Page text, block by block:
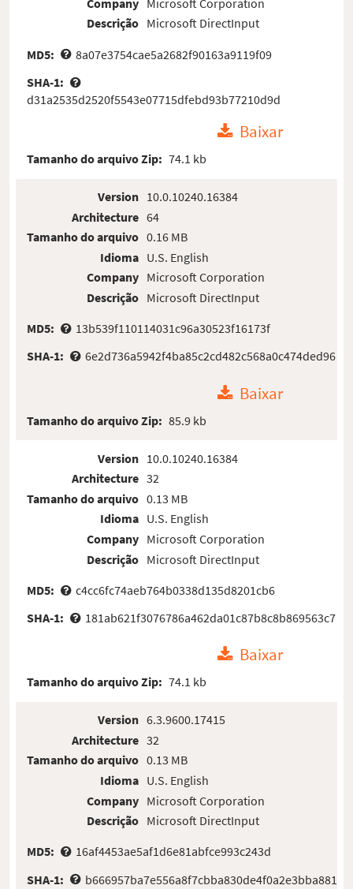
Descrição Microsoft DirectInput
MD5:
8a07e3754cae5a2682f90163a9119f09
SHA-1:
d31a2535d2520f5543e07715dfebd93b77210d9d
Baixar
Tamanho do arquivo Zip: 74.1 kb
Version
Architecture
Tamanho do arquivo
Idioma
Company
Descrição
10.0.10240.16384
64
0.16 MB
U.S. English
Microsoft Corporation
Microsoft DirectInput
MD5:
13b539f110114031c96a30523f16173f
SHA-1:
6e2d736a5942f4ba85c2cd482c568a0c474ded96
Baixar
Tamanho do arquivo Zip: 85.9 kb
Version
Architecture
Tamanho do arquivo
Idioma
Company
Descrição
10.0.10240.16384
32
0.13 MB
U.S. English
Microsoft Corporation
Microsoft DirectInput
MD5:
c4cc6fc74aeb764b0338d135d8201cb6
SHA-1:
181ab621f3076786a462da01c87b8c8b869563c7
Baixar
Tamanho do arquivo Zip: 74.1 kb
Version
Architecture
Tamanho do arquivo
Idioma
Company
Descrição
6.3.9600.17415
32
0.13 MB
U.S. English
Microsoft Corporation
Microsoft DirectInput
MD5:
16af4453ae5af1d6e81abfce993c243d
SHA-1:
b666957ba7e556a8f7cbba830de4f0a2e3bba881